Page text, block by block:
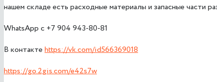
нашем складе есть расходные материалы и запасные части
WhatsApp с +7 904 943-80-81
В контакте https://vk.com/id566369018
https://go.2gis.com/e42s7w